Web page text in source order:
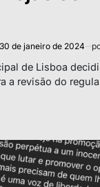
30 de janeiro de 2024
de Lisboa
a revisão do